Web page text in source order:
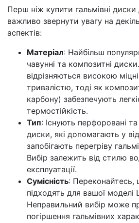
Перш ніж купити гальмівні
важливо звернути увагу на
аспектів:
Матеріал: Найбільш
чавунні та композитні
відрізняються високою
тривалістю, тоді як
карбону) забезпечують
термостійкість.
Тип: Існують перфоровані
диски, які допомагають у
запобігають перегріву
Вибір залежить від стилю
експлуатації.
Сумісність: Переконайтесь,
підходять для вашої моделі
Неправильний вибір може
погіршення гальмівних